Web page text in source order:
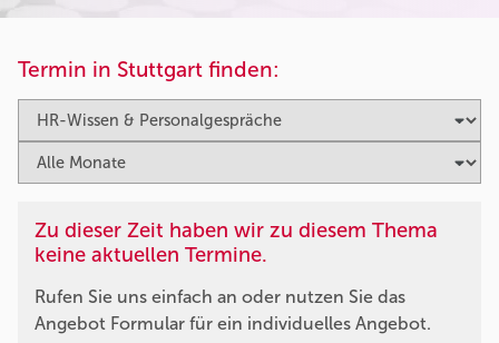
Termin in Stuttgart finden:
Zu dieser Zeit haben wir zu diesem Thema
keine aktuellen Termine.
Rufen Sie uns einfach an oder nutzen Sie das
Angebot Formular für ein individuelles Angebot.